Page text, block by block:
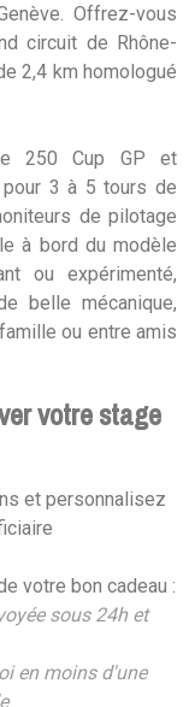
Offrez-vous
circuit de Rhône-
2,4 km homologué
250 Cup GP et
pour 3 à 5 tours de
de pilotage
à bord du modèle
ou expérimenté,
belle mécanique,
ou entre amis
votre stage
et personnalisez
votre bon cadeau :
sous 24h et
en moins d'une